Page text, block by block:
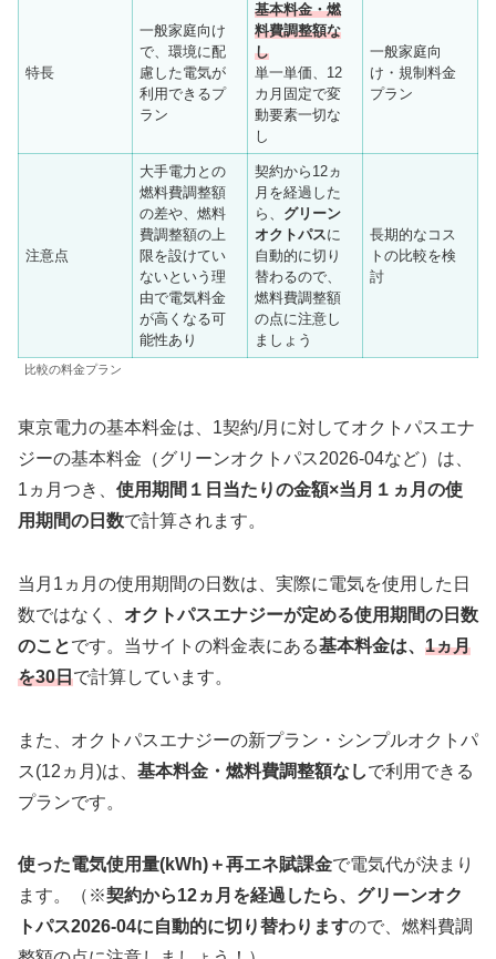
特長
一般家庭向け
で、環境に配
慮した電気が
利用できるプ
ラン
基本料金・燃
料費調整額な
し
単一単価、12
カ月固定で変
動要素一切な
し
一般家庭向
け・規制料金
プラン
注意点
大手電力との
燃料費調整額
の差や、燃料
費調整額の上
限を設けてい
ないという理
由で電気料金
が高くなる可
能性あり
契約から12ヵ
月を経過した
ら、 グリーン
オクトパスに
自動的に切り
替わるので、
燃料費調整額
の点に注意し
ましょう
長期的なコス
トの比較を検
討
比較の料金プラン
東京電力の基本料金は、1契約/月に対してオクトパスエナ
ジーの基本料金（グリーンオクトパス2026-04など）は、
1ヵ月つき、 使用期間１日当たりの金額×当月１ヵ月の使
用期間の日数で計算されます。
当月1ヵ月の使用期間の日数は、実際に電気を使用した日
数ではなく、 オクトパスエナジーが定める使用期間の日数
のことです。当サイトの料金表にある基本料金は、 1ヵ月
を30日で計算しています。
また、オクトパスエナジーの新プラン・シンプルオクトパ
ス(12ヵ月)は、 基本料金・燃料費調整額なしで利用できる
プランです。
使った電気使用量(kWh)＋再エネ賦課金で電気代が決まり
ます。（※契約から12ヵ月を経過したら、グリーンオク
トパス2026-04に自動的に切り替わりますので、燃料費調